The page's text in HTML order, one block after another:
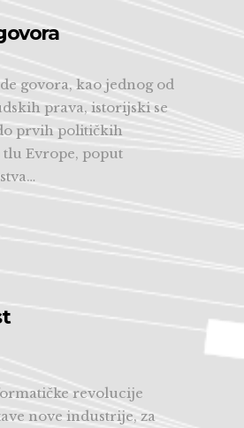
govora, kao jednog od
prava, istorijski se
prvih političkih
Evrope, poput
revolucije
nove industrije, za